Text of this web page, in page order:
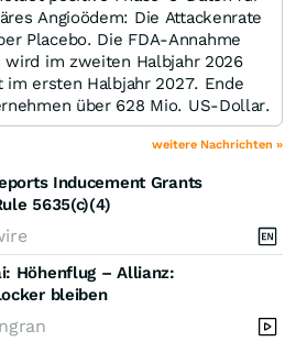
Angioödem: Die Attackenrate
Placebo. Die FDA-Annahme
wird im zweiten Halbjahr 2026
ersten Halbjahr 2027. Ende
über 628 Mio. US-Dollar.
weitere Nachrichten »
Inducement Grants
5635(c)(4)
Höhenflug – Allianz:
bleiben